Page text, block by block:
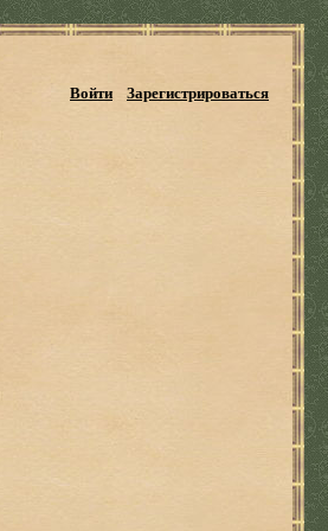
Войти Зарегистрироваться